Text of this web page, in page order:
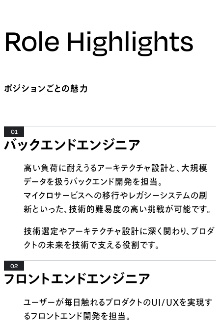
Role Highlights
ポジションごとの魅力
01
バックエンドエンジニア
高い負荷に耐えうるアーキテクチャ設計と、大規模
データを扱うバックエンド開発を担当。
マイクロサービスへの移行やレガシーシステムの刷
新といった、技術的難易度の高い挑戦が可能です。
技術選定やアーキテクチャ設計に深く関わり、プロダ
クトの未来を技術で支える役割です。
02
フロントエンドエンジニア
ユーザーが毎日触れるプロダクトのUI/UXを実現す
るフロントエンド開発を担当。